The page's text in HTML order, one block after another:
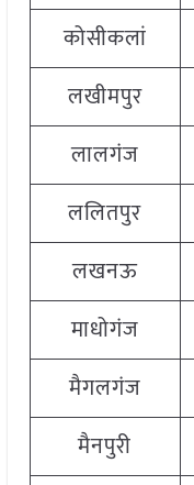
कोसीकलां
लखीमपुर
लालगंज
ललितपुर
लखनऊ
माधोगंज
मैगलगंज
मैनपुरी